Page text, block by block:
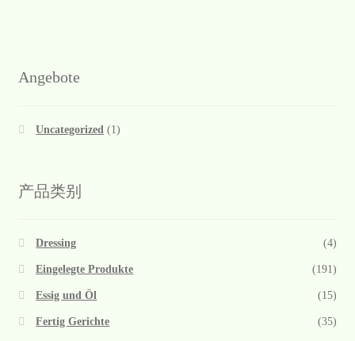
Angebote
Uncategorized (1)
产品类别
Dressing (4)
Eingelegte Produkte (191)
Essig und Öl (15)
Fertig Gerichte (35)